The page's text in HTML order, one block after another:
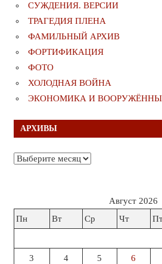
СУЖДЕНИЯ. ВЕРСИИ
ТРАГЕДИЯ ПЛЕНА
ФАМИЛЬНЫЙ АРХИВ
ФОРТИФИКАЦИЯ
ФОТО
ХОЛОДНАЯ ВОЙНА
ЭКОНОМИКА И
АРХИВЫ
Архивы
Август 2026
Пн
Вт Ср Чт
3 4 5 6